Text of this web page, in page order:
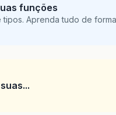
funções
Aprenda tudo de